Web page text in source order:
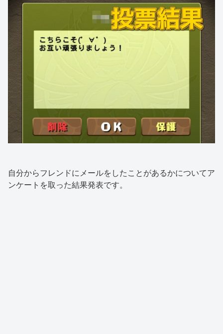
自分からフレンドにメールをしたことがあるかについてア
ンケートを取った結果発表です。